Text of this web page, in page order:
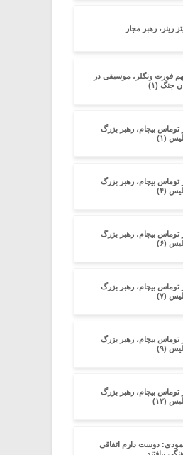
رینر، رهبر مجار
فورت ونگلر، موسیقی در
جنگ (۱)
بیچام، رهبر بزرگ
(۱)
بیچام، رهبر بزرگ
(۴)
بیچام، رهبر بزرگ
(۶)
بیچام، رهبر بزرگ
(۷)
بیچام، رهبر بزرگ
(۹)
بیچام، رهبر بزرگ
(۱۲)
دوست دارم اتفاقی